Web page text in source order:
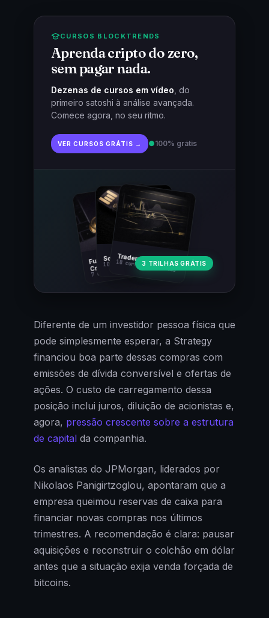
CURSOS BLOCKTRENDS
Aprenda cripto do zero,
sem pagar nada.
Dezenas de cursos em vídeo , do
primeiro satoshi à análise avançada.
Comece agora, no seu ritmo.
VER CURSOS GRÁTIS → ●100% grátis
Fundamentos
Cripto
7 cursos · 31 aulas
Trader Cripto
18 cursos · 80 aulas
Soberania Bitcoin
10 cursos · 44 aulas3 TRILHAS GRÁTIS
Diferente de um investidor pessoa física que
pode simplesmente esperar, a Strategy
financiou boa parte dessas compras com
emissões de dívida conversível e ofertas de
ações. O custo de carregamento dessa
posição inclui juros, diluição de acionistas e,
agora, pressão crescente sobre a estrutura
de capital da companhia.
Os analistas do JPMorgan, liderados por
Nikolaos Panigirtzoglou, apontaram que a
empresa queimou reservas de caixa para
financiar novas compras nos últimos
trimestres. A recomendação é clara: pausar
aquisições e reconstruir o colchão em dólar
antes que a situação exija venda forçada de
bitcoins.